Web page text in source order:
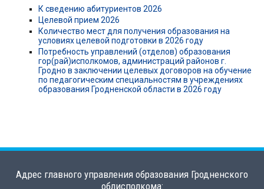
К сведению абитуриентов 2026
Целевой прием 2026
Количество мест для получения образования на
условиях целевой подготовки в 2026 году
Потребность управлений (отделов) образования
гор(рай)исполкомов, администраций районов г.
Гродно в заключении целевых договоров на обучение
по педагогическим специальностям в учреждениях
образования Гродненской области в 2026 году
Адрес главного управления образования Гродненского
облисполкома: